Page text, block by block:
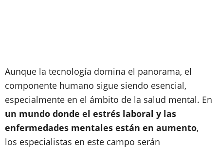
Aunque la tecnología domina el panorama, el
componente humano sigue siendo esencial,
especialmente en el ámbito de la salud mental. En
un mundo donde el estrés laboral y las
enfermedades mentales están en aumento,
los especialistas en este campo serán